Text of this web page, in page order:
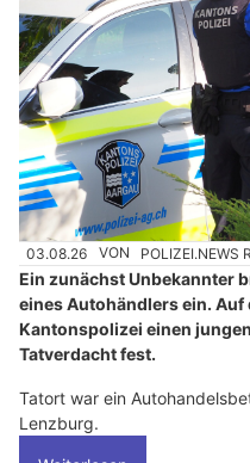
03.08.26 VON POLIZEI.NEWS
Ein zunächst Unbekannter
eines Autohändlers ein. Auf
Kantonspolizei einen
Tatverdacht fest.
Tatort war ein
Lenzburg.